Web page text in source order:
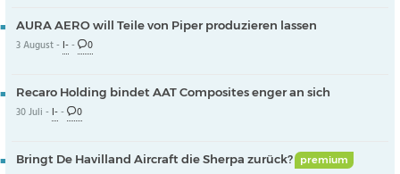
AURA AERO will Teile von Piper produzieren lassen
3 August - I-- 0
Recaro Holding bindet AAT Composites enger an sich
30 Juli - I-- 0
Bringt De Havilland Aircraft die Sherpa zurück? premium